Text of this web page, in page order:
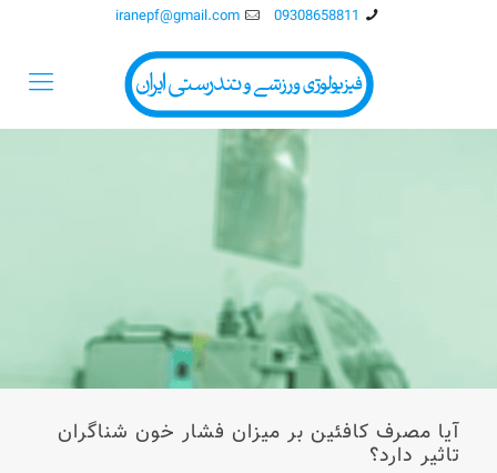
09308658811
iranepf@gmail.com
آیا مصرف کافئین بر میزان فشار خون شناگران
تاثیر دارد؟